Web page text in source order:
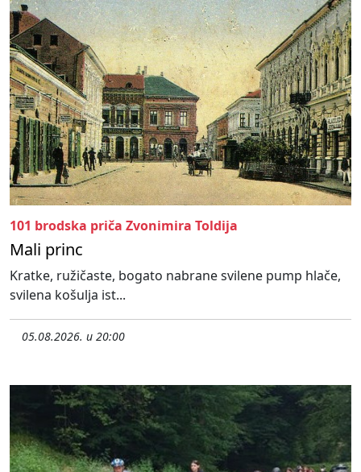
101 brodska priča Zvonimira Toldija
Mali princ
Kratke, ružičaste, bogato nabrane svilene pump hlače,
svilena košulja ist...
05.08.2026. u 20:00